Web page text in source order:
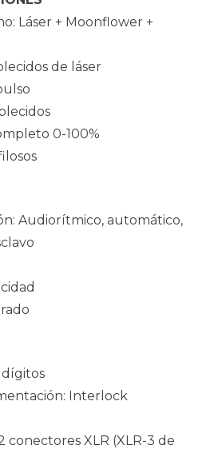
Láser + Moonflower +
de láser
0-100%
Audiorítmico, automático,
dígitos
Interlock
conectores XLR (XLR-3 de